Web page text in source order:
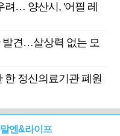
려… 양산시, '어필 레
발견…살상력 없는 모
한 정신의료기관 폐원
엔&라이프